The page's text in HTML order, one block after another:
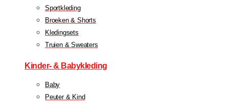
Sportkleding
Broeken & Shorts
Kledingsets
Truien & Sweaters
Kinder- & Babykleding
Baby
Peuter & Kind